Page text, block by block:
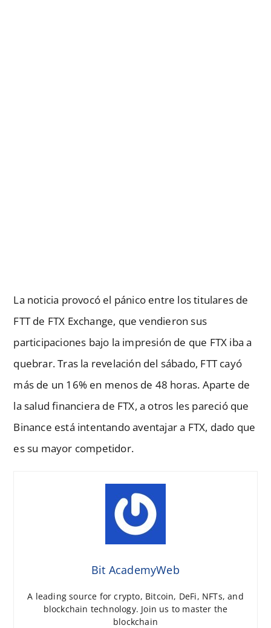
La noticia provocó el pánico entre los titulares de
FTT de FTX Exchange, que vendieron sus
participaciones bajo la impresión de que FTX iba a
quebrar. Tras la revelación del sábado, FTT cayó
más de un 16% en menos de 48 horas. Aparte de
la salud financiera de FTX, a otros les pareció que
Binance está intentando aventajar a FTX, dado que
es su mayor competidor.
Bit AcademyWeb
A leading source for crypto, Bitcoin, DeFi, NFTs, and
blockchain technology. Join us to master the
blockchain